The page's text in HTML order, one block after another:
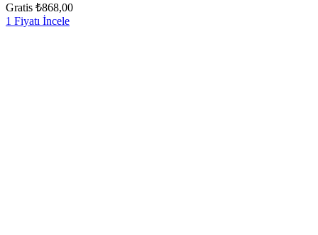
Gratis ₺868,00
1 Fiyatı İncele